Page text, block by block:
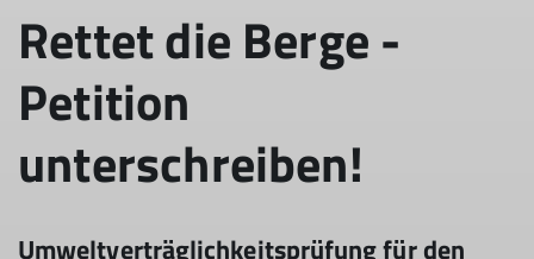
Rettet die Berge -
Petition
unterschreiben!
Umweltverträglichkeitsprüfung für den